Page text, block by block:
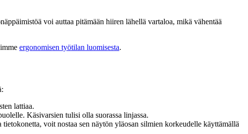
voi auttaa pitämään hiiren lähellä vartaloa, mikä vähentää
ergonomisen työtilan luomisesta.
lattiaa.
Käsivarsien tulisi olla suorassa linjassa.
voit nostaa sen näytön yläosan silmien korkeudelle käyttämällä